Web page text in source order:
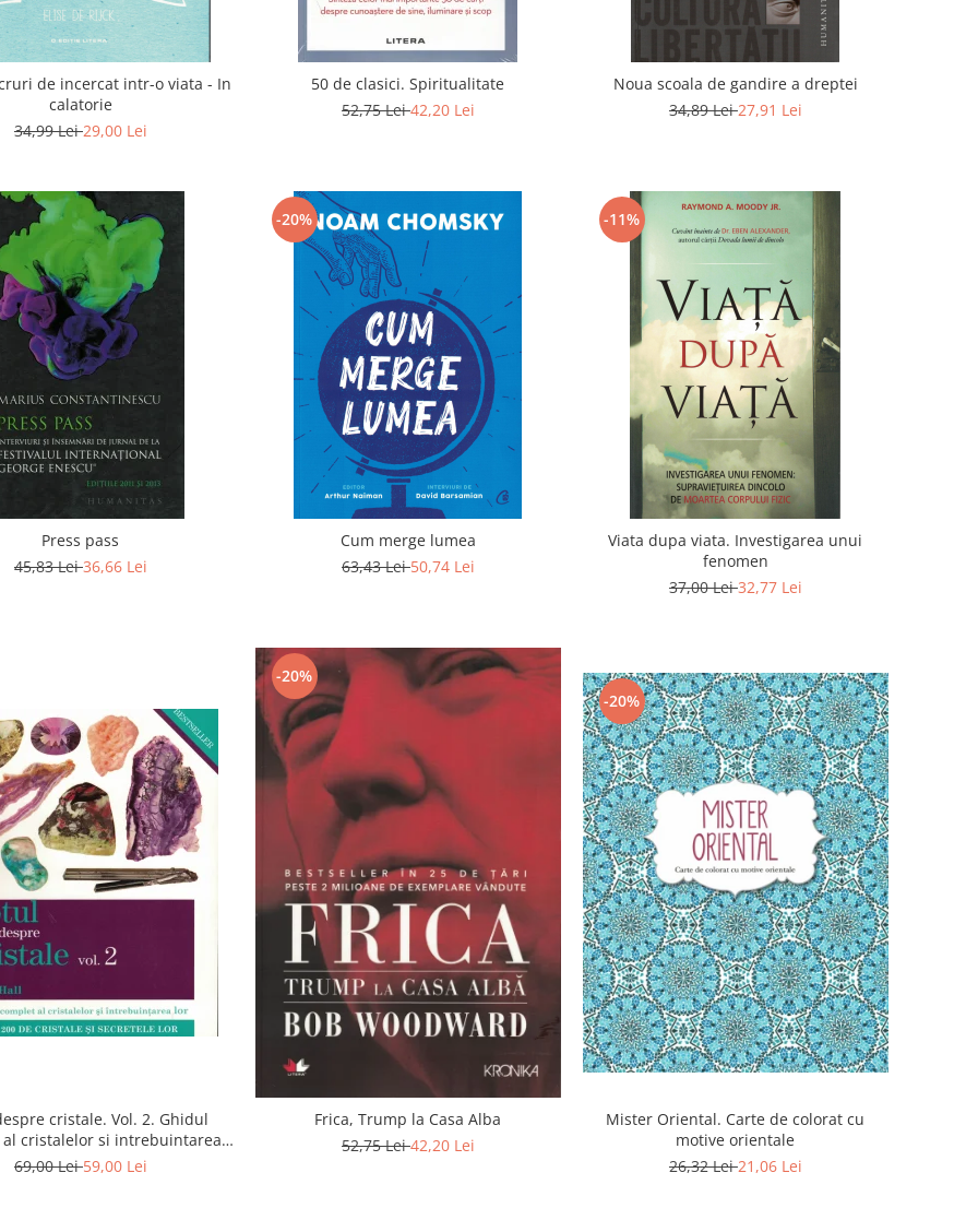
de incercat intr-o viata - In
calatorie
34,99 Lei29,00 Lei
50 de clasici. Spiritualitate
52,75 Lei42,20 Lei
Noua scoala de gandire a dreptei
34,89 Lei27,91 Lei
Press pass
45,83 Lei36,66 Lei
-20%
Cum merge lumea
63,43 Lei50,74 Lei
-11%
Viata dupa viata. Investigarea unui
fenomen
37,00 Lei32,77 Lei
cristale. Vol. 2. Ghidul
cristalelor si intrebuintarea
lor.
69,00 Lei59,00 Lei
-20%
Frica, Trump la Casa Alba
52,75 Lei42,20 Lei
-20%
Mister Oriental. Carte de colorat cu
motive orientale
26,32 Lei21,06 Lei